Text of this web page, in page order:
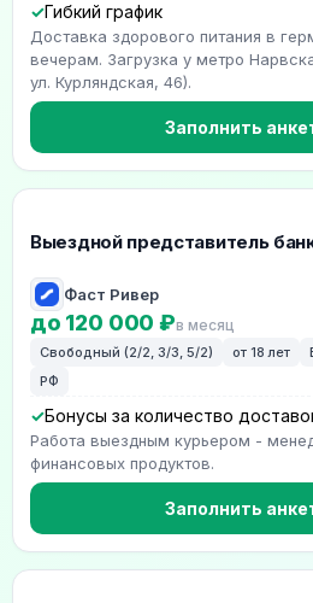
Гибкий график
Доставка здорового питания в
вечерам. Загрузка у метро
ул. Курляндская, 46).
Заполнить
Выездной представитель
Фаст Ривер
до 120 000 ₽в месяц
Свободный (2/2, 3/3, 5/2) от 18 лет
РФ
Бонусы за количество
Работа выездным курьером -
финансовых продуктов.
Заполнить